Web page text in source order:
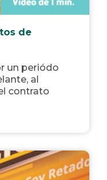
de
un periódo
al
contrato